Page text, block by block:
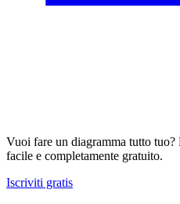
Vuoi fare un diagramma tutto
facile e completamente gratuito.
Iscriviti gratis